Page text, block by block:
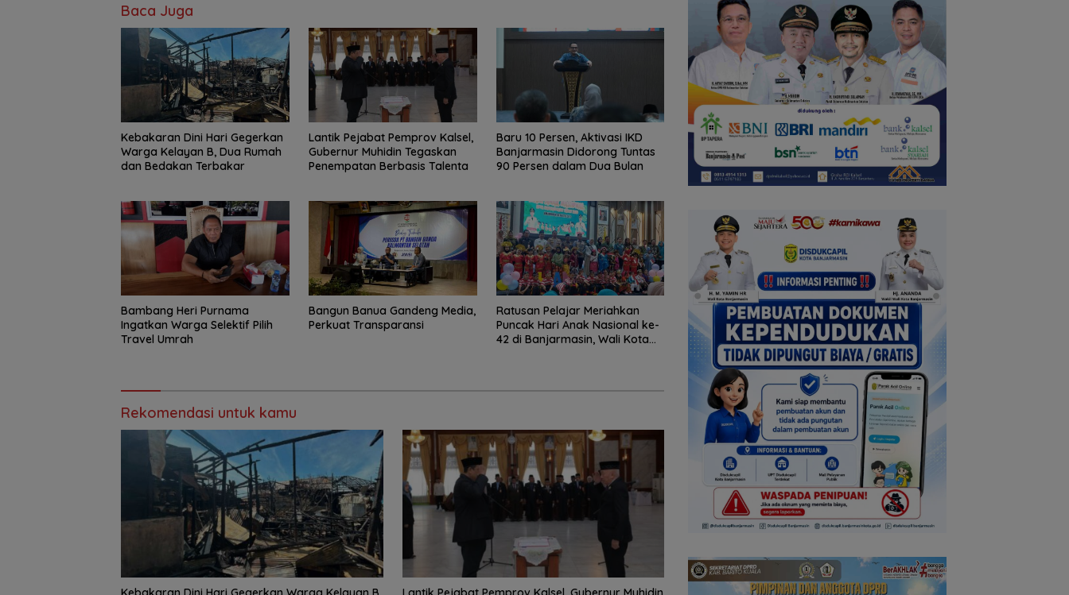
Baca Juga
Kebakaran Dini Hari Gegerkan
Warga Kelayan B, Dua Rumah
dan Bedakan Terbakar
Lantik Pejabat Pemprov Kalsel,
Gubernur Muhidin Tegaskan
Penempatan Berbasis Talenta
Baru 10 Persen, Aktivasi IKD
Banjarmasin Didorong Tuntas
90 Persen dalam Dua Bulan
Bambang Heri Purnama
Ingatkan Warga Selektif Pilih
Travel Umrah
Bangun Banua Gandeng Media,
Perkuat Transparansi
Ratusan Pelajar Meriahkan
Puncak Hari Anak Nasional ke-
42 di Banjarmasin, Wali Kota
Rekomendasi untuk kamu